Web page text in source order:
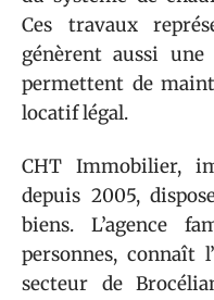
Ces travaux
génèrent aussi
permettent de
locatif légal.
CHT Immobilier,
depuis 2005,
biens. L’agence
personnes, connaît
secteur de